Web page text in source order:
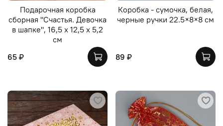
Подарочная коробка
сборная "Счастья. Девочка
в шапке", 16,5 х 12,5 х 5,2
см
65 ₽
Коробка - сумочка, белая,
черные ручки 22.5×8×8 см
89 ₽